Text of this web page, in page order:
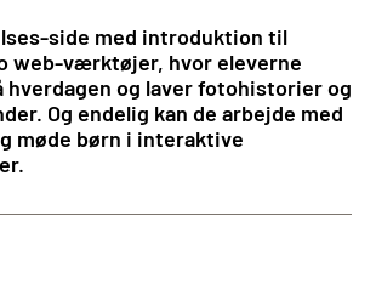
side med introduktion til
web-værktøjer, hvor eleverne
og laver fotohistorier og
Og endelig kan de arbejde med
møde børn i interaktive